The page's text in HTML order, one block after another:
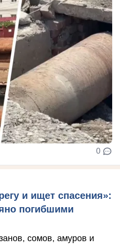
0
и ищет спасения»:
погибшими
сомов, амуров и